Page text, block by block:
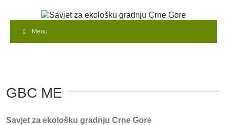
Menu
GBC ME
Savjet za ekološku gradnju Crne Gore